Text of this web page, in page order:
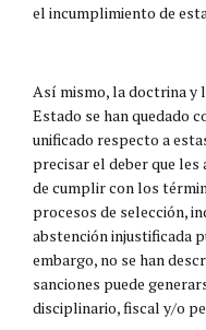
el incumplimiento de
Así mismo, la doctrina y
Estado se han quedado
unificado respecto a
precisar el deber que
de cumplir con los
procesos de selección,
abstención injustificada
embargo, no se han
sanciones puede
disciplinario, fiscal y/o